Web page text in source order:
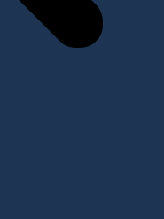
доставить уже сегодня,